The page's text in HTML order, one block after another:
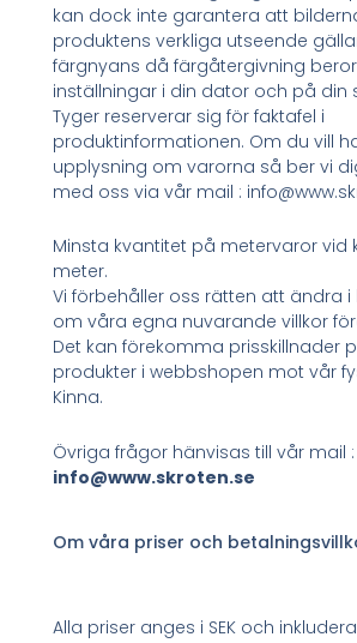
kan dock inte garantera att
produktens verkliga utseende
färgnyans då färgåtergivning
inställningar i din dator och på din
Tyger reserverar sig för faktafel i
produktinformationen. Om du vill
upplysning om varorna så ber vi
med oss via vår mail :
Minsta kvantitet på metervaror vid
meter.
Vi förbehåller oss rätten att ändra i
om våra egna nuvarande villkor
Det kan förekomma prisskillnader
produkter i webbshopen mot vår
Kinna.
Övriga frågor hänvisas till vår mail :
info@www.skroten.se
Om våra priser och
Alla priser anges i SEK och